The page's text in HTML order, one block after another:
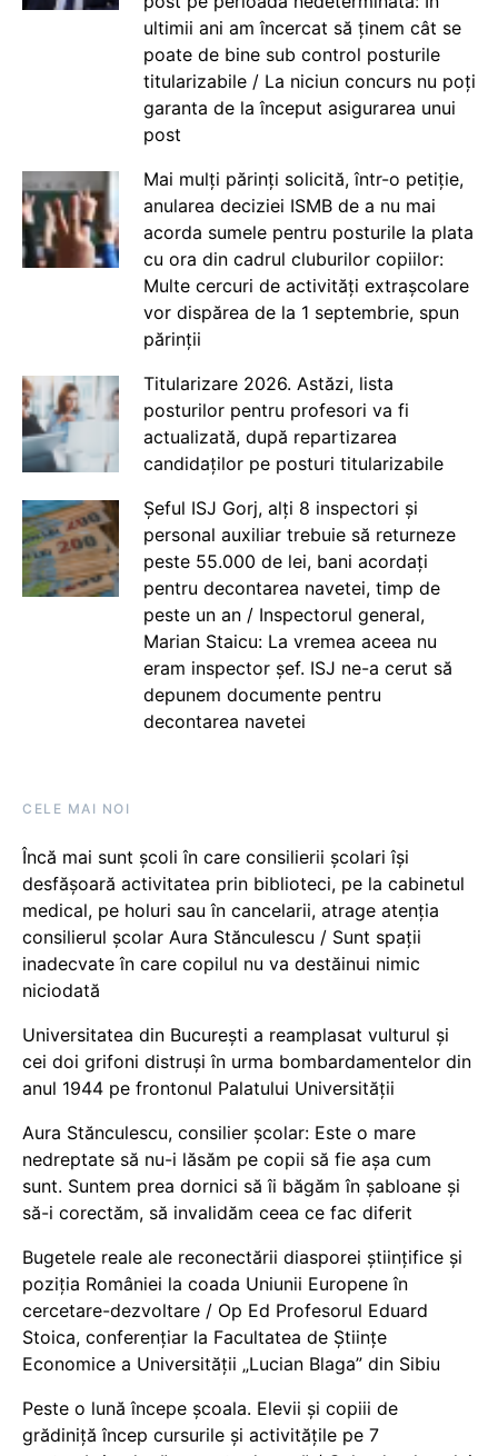
ultimii ani am încercat să ținem cât se
poate de bine sub control posturile
titularizabile / La niciun concurs nu poți
garanta de la început asigurarea unui
post
Mai mulți părinți solicită, într-o petiție,
anularea deciziei ISMB de a nu mai
acorda sumele pentru posturile la plata
cu ora din cadrul cluburilor copiilor:
Multe cercuri de activități extrașcolare
vor dispărea de la 1 septembrie, spun
părinții
Titularizare 2026. Astăzi, lista
posturilor pentru profesori va fi
actualizată, după repartizarea
candidaților pe posturi titularizabile
Șeful ISJ Gorj, alți 8 inspectori și
personal auxiliar trebuie să returneze
peste 55.000 de lei, bani acordați
pentru decontarea navetei, timp de
peste un an / Inspectorul general,
Marian Staicu: La vremea aceea nu
eram inspector șef. ISJ ne-a cerut să
depunem documente pentru
decontarea navetei
CELE MAI NOI
Încă mai sunt școli în care consilierii școlari își
desfășoară activitatea prin biblioteci, pe la cabinetul
medical, pe holuri sau în cancelarii, atrage atenția
consilierul școlar Aura Stănculescu / Sunt spații
inadecvate în care copilul nu va destăinui nimic
niciodată
Universitatea din București a reamplasat vulturul și
cei doi grifoni distruși în urma bombardamentelor din
anul 1944 pe frontonul Palatului Universității
Aura Stănculescu, consilier școlar: Este o mare
nedreptate să nu-i lăsăm pe copii să fie așa cum
sunt. Suntem prea dornici să îi băgăm în șabloane și
să-i corectăm, să invalidăm ceea ce fac diferit
Bugetele reale ale reconectării diasporei științifice și
poziția României la coada Uniunii Europene în
cercetare-dezvoltare / Op Ed Profesorul Eduard
Stoica, conferențiar la Facultatea de Științe
Economice a Universității „Lucian Blaga” din Sibiu
Peste o lună începe școala. Elevii și copiii de
grădiniță încep cursurile și activitățile pe 7